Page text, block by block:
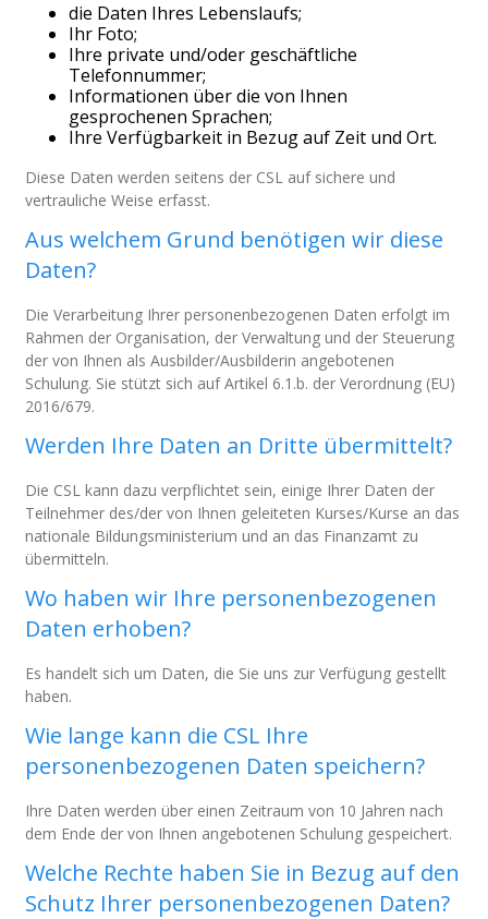
die Daten Ihres Lebenslaufs;
Ihr Foto;
Ihre private und/oder geschäftliche
Telefonnummer;
Informationen über die von Ihnen
gesprochenen Sprachen;
Ihre Verfügbarkeit in Bezug auf Zeit und Ort.
Diese Daten werden seitens der CSL auf sichere und
vertrauliche Weise erfasst.
Aus welchem Grund benötigen wir diese
Daten?
Die Verarbeitung Ihrer personenbezogenen Daten erfolgt im
Rahmen der Organisation, der Verwaltung und der Steuerung
der von Ihnen als Ausbilder/Ausbilderin angebotenen
Schulung. Sie stützt sich auf Artikel 6.1.b. der Verordnung (EU)
2016/679.
Werden Ihre Daten an Dritte übermittelt?
Die CSL kann dazu verpflichtet sein, einige Ihrer Daten der
Teilnehmer des/der von Ihnen geleiteten Kurses/Kurse an das
nationale Bildungsministerium und an das Finanzamt zu
übermitteln.
Wo haben wir Ihre personenbezogenen
Daten erhoben?
Es handelt sich um Daten, die Sie uns zur Verfügung gestellt
haben.
Wie lange kann die CSL Ihre
personenbezogenen Daten speichern?
Ihre Daten werden über einen Zeitraum von 10 Jahren nach
dem Ende der von Ihnen angebotenen Schulung gespeichert.
Welche Rechte haben Sie in Bezug auf den
Schutz Ihrer personenbezogenen Daten?